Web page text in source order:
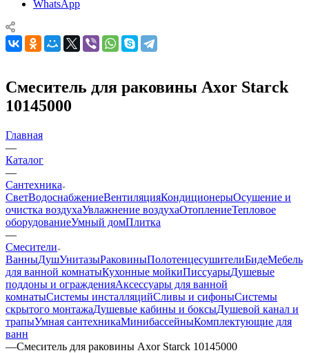
WhatsApp
Смеситель для раковины Axor Starck
10145000
Главная
—
Каталог
—
Сантехника
СветВодоснабжениеВентиляцияКондиционерыОсушение и
очистка воздухаУвлажнение воздухаОтоплениеТепловое
оборудованиеУмный домПлитка
—
Смесители
ВанныДушУнитазыРаковиныПолотенцесушителиБидеМебель
для ванной комнатыКухонные мойкиПиссуарыДушевые
поддоны и огражденияАксессуары для ванной
комнатыСистемы инсталляцийСливы и сифоныСистемы
скрытого монтажаДушевые кабины и боксыДушевой канал и
трапыУмная сантехникаМинибассейныКомплектующие для
ванн
—Смеситель для раковины Axor Starck 10145000